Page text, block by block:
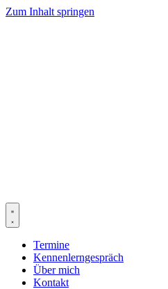
Zum Inhalt springen
Termine
Kennenlerngespräch
Über mich
Kontakt